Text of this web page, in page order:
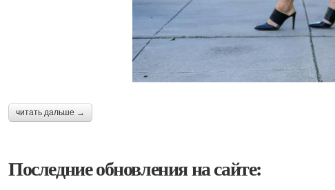
читать дальше →
Последние обновления на сайте: